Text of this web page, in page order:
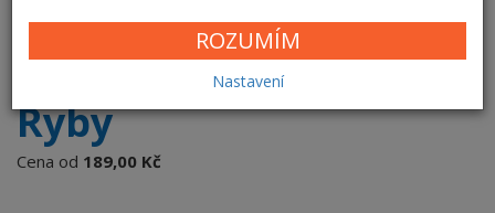
ROZUMÍM
Nastavení
Ryby
Cena od 189,00 Kč